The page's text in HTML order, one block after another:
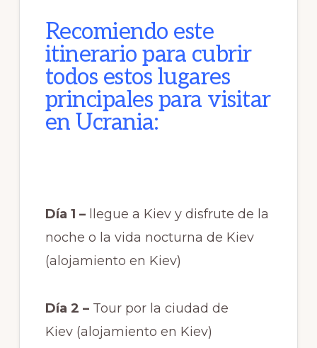
Recomiendo este
itinerario para cubrir
todos estos lugares
principales para visitar
en Ucrania:
Día 1 –
llegue a Kiev y disfrute de la
noche o la vida nocturna de Kiev
(alojamiento en Kiev)
Día 2 – Tour por la ciudad de
Kiev (alojamiento en Kiev)